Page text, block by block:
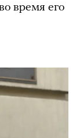
время его